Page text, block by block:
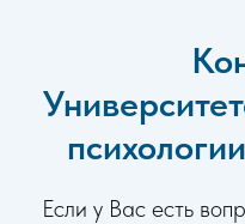
Если у Вас есть